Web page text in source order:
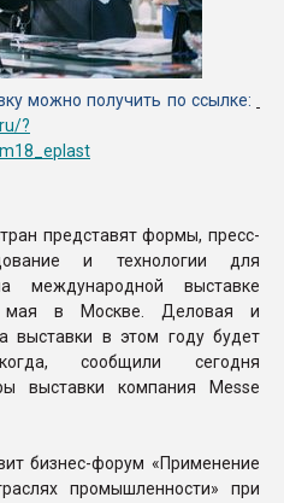
можно получить по ссылке:
?
представят формы, пресс-
и технологии для
международной выставке
в Москве. Деловая и
выставки в этом году будет
сообщили сегодня
выставки компания Messe
бизнес-форум «Применение
промышленности» при